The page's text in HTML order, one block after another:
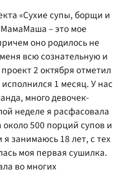
«Сухие супы, борщи и
– это мое
оно родилось не
всю сознательную и
2 октября отметил
1 месяц. У нас
много девочек-
неделе я расфасовала
500 порций супов и
занимаюсь 18 лет, с тех
моя первая сушилка.
во многих